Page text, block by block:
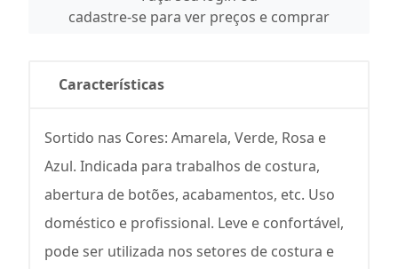
cadastre-se para ver preços e comprar
Características
Sortido nas Cores: Amarela, Verde, Rosa e
Azul. Indicada para trabalhos de costura,
abertura de botões, acabamentos, etc. Uso
doméstico e profissional. Leve e confortável,
pode ser utilizada nos setores de costura e